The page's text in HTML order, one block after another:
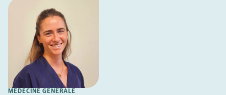
MÉDECINE GÉNÉRALE